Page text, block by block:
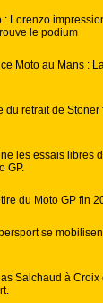
: Lorenzo
le podium
Moto au Mans :
du retrait de Stoner
les essais libres
GP.
du Moto GP fin
se
Salchaud à Croix